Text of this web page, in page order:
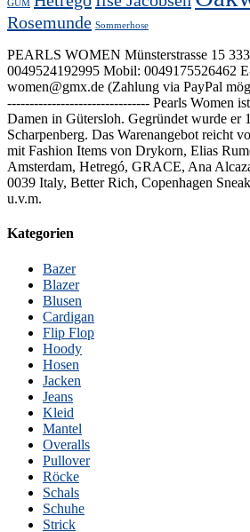
GUM
Rosemunde Sommerhose
PEARLS WOMEN Münsterstrasse 15
0049524192995 Mobil: 0049175526462
women@gmx.de (Zahlung via PayPal
-------------------------------- Pearls Women
Damen in Gütersloh. Gegründet wurde er
Scharpenberg. Das Warenangebot reicht
mit Fashion Items von Drykorn, Elias
Amsterdam, Hetregó, GRACE, Ana
0039 Italy, Better Rich, Copenhagen
u.v.m.
Kategorien
Bazer
Blazer
Blusen
Cardigan
Flip Flop
Hoody
Hosen
Jacken
Jeans
Kleid
Mantel
Overalls
Pullover
Röcke
Schals
Schuhe
Strick